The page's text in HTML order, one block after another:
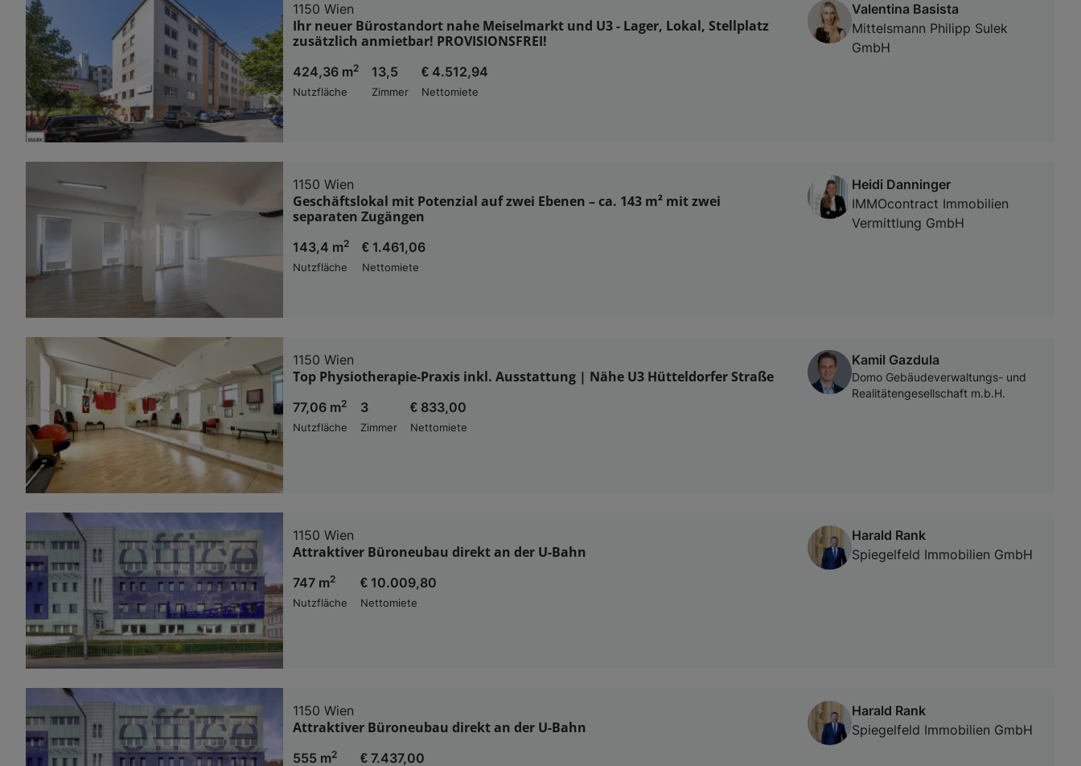
1150 Wien
Ihr neuer Bürostandort nahe Meiselmarkt und U3 - Lager, Lokal, Stellplatz
zusätzlich anmietbar! PROVISIONSFREI!
424,36 m2
Nutzfläche
13,5
Zimmer
€ 4.512,94
Nettomiete
Valentina Basista
Mittelsmann Philipp Sulek
GmbH
1150 Wien
Geschäftslokal mit Potenzial auf zwei Ebenen – ca. 143 m² mit zwei
separaten Zugängen
143,4 m2
Nutzfläche
€ 1.461,06
Nettomiete
Heidi Danninger
IMMOcontract Immobilien
Vermittlung GmbH
1150 Wien
Top Physiotherapie-Praxis inkl. Ausstattung | Nähe U3 Hütteldorfer Straße
77,06 m2
Nutzfläche
3
Zimmer
€ 833,00
Nettomiete
Kamil Gazdula
Domo Gebäudeverwaltungs- und
Realitätengesellschaft m.b.H.
1150 Wien
Attraktiver Büroneubau direkt an der U-Bahn
747 m2
Nutzfläche
€ 10.009,80
Nettomiete
Harald Rank
Spiegelfeld Immobilien GmbH
1150 Wien
Attraktiver Büroneubau direkt an der U-Bahn
555 m2 € 7.437,00
Harald Rank
Spiegelfeld Immobilien GmbH